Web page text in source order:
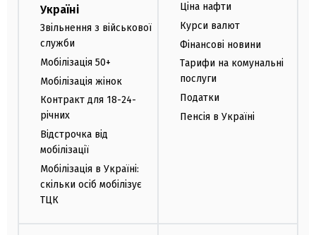
Україні
Звільнення з військової
служби
Мобілізація 50+
Мобілізація жінок
Контракт для 18-24-
річних
Відстрочка від
мобілізації
Мобілізація в Україні:
скільки осіб мобілізує
ТЦК
Ціна нафти
Курси валют
Фінансові новини
Тарифи на комунальні
послуги
Податки
Пенсія в Україні